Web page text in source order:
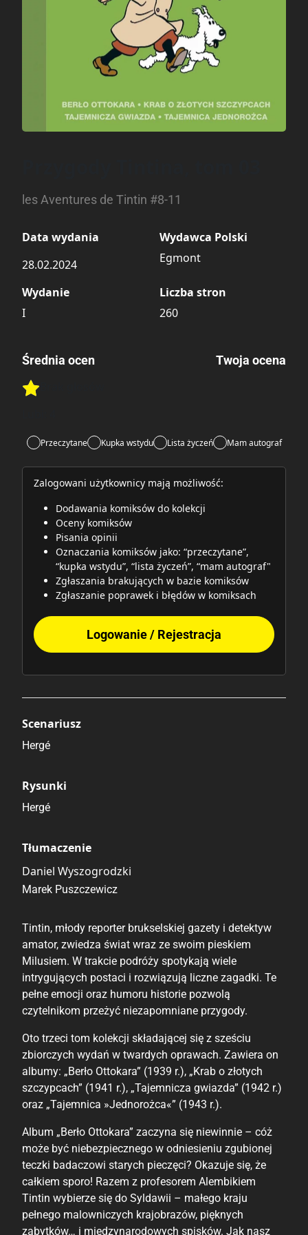
les Aventures de Tintin #8-11
Data wydania
28.02.2024
Wydawca Polski
Egmont
Wydanie
I
Liczba stron
260
Średnia ocen
Rate this item:
Twoja ocena
Przeczytane Kupka wstydu Lista życzeń Mam autograf
Zalogowani użytkownicy mają możliwość:
Dodawania komiksów do kolekcji
Oceny komiksów
Pisania opinii
Oznaczania komiksów jako: “przeczytane”,
“kupka wstydu”, “lista życzeń”, “mam autograf"
Zgłaszania brakujących w bazie komiksów
Zgłaszanie poprawek i błędów w komiksach
Logowanie / Rejestracja
Scenariusz
Hergé
Rysunki
Hergé
Tłumaczenie
Daniel Wyszogrodzki
Marek Puszczewicz
Tintin, młody reporter brukselskiej gazety i detektyw
amator, zwiedza świat wraz ze swoim pieskiem
Milusiem. W trakcie podróży spotykają wiele
intrygujących postaci i rozwiązują liczne zagadki. Te
pełne emocji oraz humoru historie pozwolą
czytelnikom przeżyć niezapomniane przygody.
Oto trzeci tom kolekcji składającej się z sześciu
zbiorczych wydań w twardych oprawach. Zawiera on
albumy: „Berło Ottokara” (1939 r.), „Krab o złotych
szczypcach” (1941 r.), „Tajemnicza gwiazda” (1942 r.)
oraz „Tajemnica »Jednorożca«” (1943 r.).
Album „Berło Ottokara” zaczyna się niewinnie – cóż
może być niebezpiecznego w odniesieniu zgubionej
teczki badaczowi starych pieczęci? Okazuje się, że
całkiem sporo! Razem z profesorem Alembikiem
Tintin wybierze się do Syldawii – małego kraju
pełnego malowniczych krajobrazów, pięknych
zabytków… i międzynarodowych spisków. Jak nasz